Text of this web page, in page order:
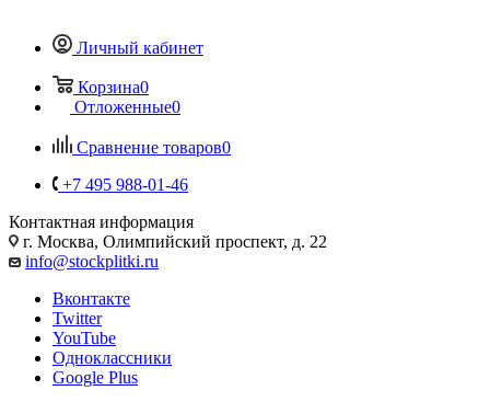
Личный кабинет
Корзина0
Отложенные0
Сравнение товаров0
+7 495 988-01-46
Контактная информация
г. Москва, Олимпийский проспект, д. 22
info@stockplitki.ru
Вконтакте
Twitter
YouTube
Одноклассники
Google Plus